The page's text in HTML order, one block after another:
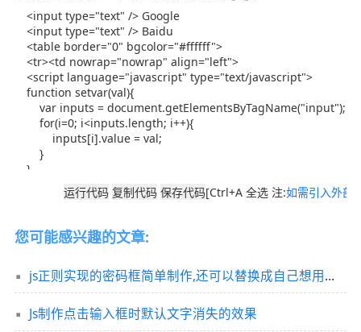
[Ctrl+A 全选 注:如需引入外部
您可能感兴趣的文章:
js正则实现的密码框简单制作,还可以替换成自己想用得符号
Js制作点击输入框时默认文字消失的效果